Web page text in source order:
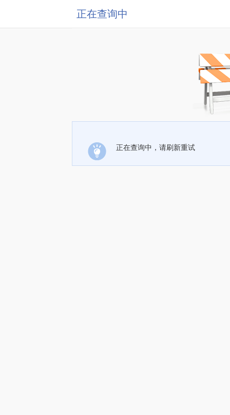
正在查询中
正在查询中，请刷新重试